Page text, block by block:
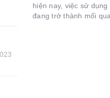
hiện nay, việc sử
đang trở thành mối